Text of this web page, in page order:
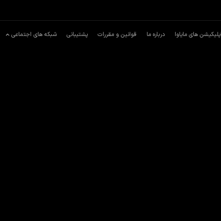
های مایاوا درباره ما قوانین و مقررات پشتیبانی شبکه های اجتماعی